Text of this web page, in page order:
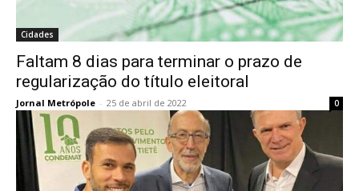
Cidades
Faltam 8 dias para terminar o prazo de
regularização do título eleitoral
Jornal Metrópole - 25 de abril de 2022 0